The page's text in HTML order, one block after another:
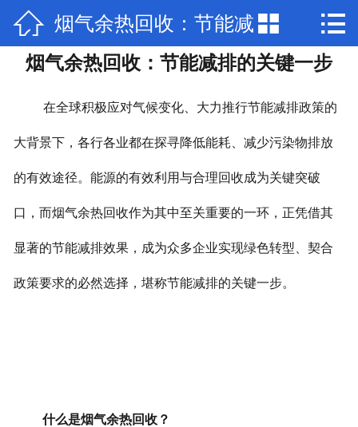
 网站首页
关于我们
产品中心
新闻动态
厂房场景
部分公司业绩
 烟气余热回收：节能减
排的关键一步
 
烟气余热回收：节能减排的关键一步
在全球积极应对气候变化、大力推行节能减排政策的
大背景下，各行各业都在探寻降低能耗、减少污染物排放
的有效途径。能源的有效利用与合理回收成为关键突破
口，而烟气余热回收作为其中至关重要的一环，正凭借其
显著的节能减排效果，成为众多企业实现绿色转型、契合
政策要求的必然选择，堪称节能减排的关键一步。
什么是烟气余热回收？